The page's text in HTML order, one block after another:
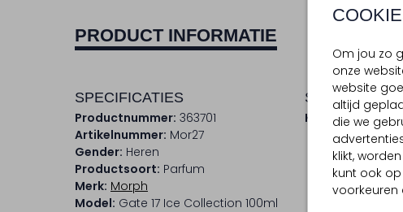
Om jou zo
onze
website
altijd
die we
klikt,
kunt ook
voorkeuren
PRODUCT INFORMATIE
SPECIFICATIES
Productnummer: 363701
Artikelnummer: Mor27
Gender: Heren
Productsoort: Parfum
Merk: Morph
Model: Gate 17 Ice Collection 100ml
Kleur: Wit